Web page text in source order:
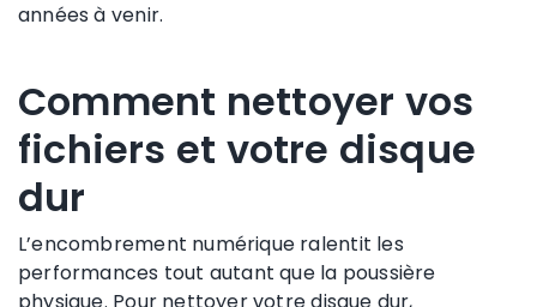
années à venir.
Comment nettoyer vos
fichiers et votre disque
dur
L’encombrement numérique ralentit les
performances tout autant que la poussière
physique. Pour nettoyer votre disque dur,